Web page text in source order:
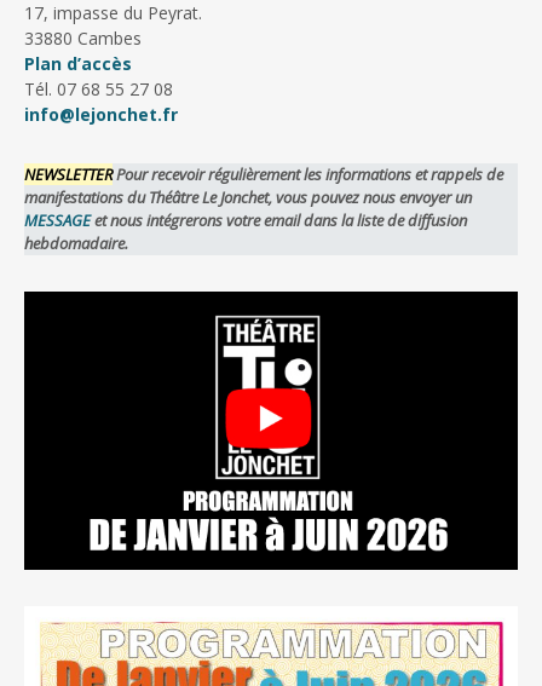
17, impasse du Peyrat.
33880 Cambes
Plan d’accès
Tél. 07 68 55 27 08
info@lejonchet.fr
NEWSLETTERPour recevoir régulièrement les informations et rappels de
manifestations du Théâtre Le Jonchet, vous pouvez nous envoyer un
MESSAGEet nous intégrerons votre email dans la liste de diffusion
hebdomadaire.